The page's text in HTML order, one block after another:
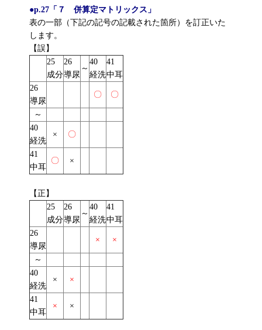
●p.27「７ 併算定マトリックス」
表の一部（下記の記号の記載された箇所）を訂正いた
します。
【誤】
25
成分
26
導尿
～
40
経洗
41
中耳
26
導尿
〇 〇
～
40
経洗
× 〇
41
中耳
〇 ×
【正】
25
成分
26
導尿
～
40
経洗
41
中耳
26
導尿
× ×
～
40
経洗
× ×
41
中耳
× ×